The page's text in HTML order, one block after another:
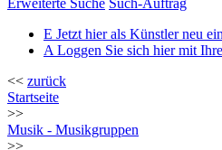
Erweiterte Suche Such-Auftrag
E Jetzt hier als Künstler neu
A Loggen Sie sich hier mit
<< zurück
Startseite
>>
Musik - Musikgruppen
>>